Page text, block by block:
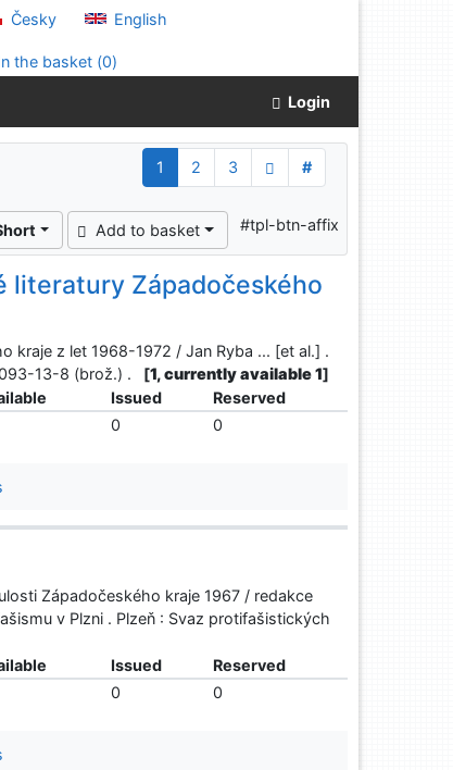
Česky English
the basket (0)
Login
1 2 3
#
Add to basket #tpl-btn-affix
Západočeského
kraje z let 1968-1972 / Jan Ryba ... [et al.] .
13-8 (brož.) .
[1, currently available 1]
Issued
Reserved
0 0
Západočeského kraje 1967 / redakce
v Plzni . Plzeň : Svaz protifašistických
Issued
Reserved
0 0